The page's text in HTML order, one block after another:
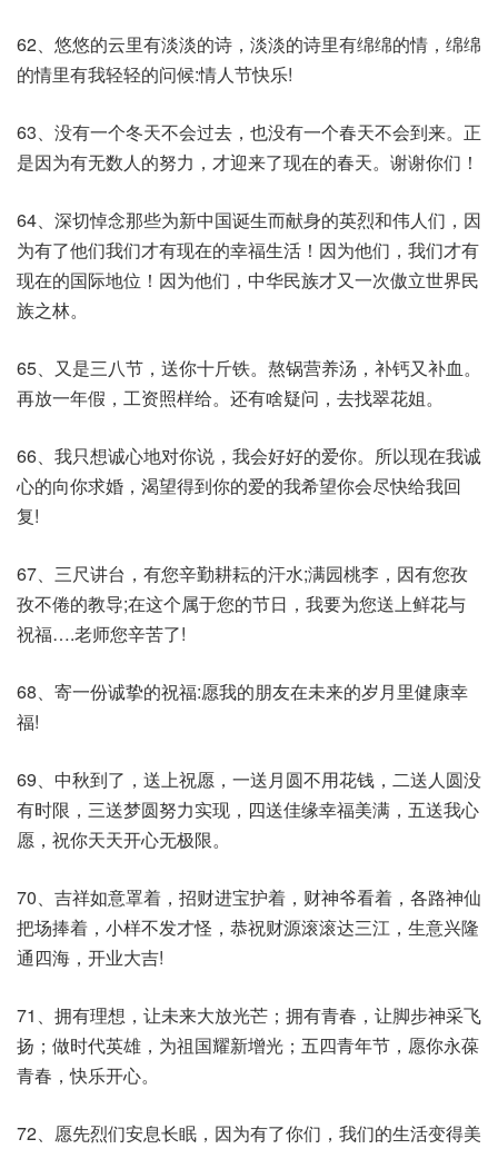
62、悠悠的云里有淡淡的诗，淡淡的诗里有绵绵的情，绵绵
的情里有我轻轻的问候:情人节快乐!
63、没有一个冬天不会过去，也没有一个春天不会到来。正
是因为有无数人的努力，才迎来了现在的春天。谢谢你们！
64、深切悼念那些为新中国诞生而献身的英烈和伟人们，因
为有了他们我们才有现在的幸福生活！因为他们，我们才有
现在的国际地位！因为他们，中华民族才又一次傲立世界民
族之林。
65、又是三八节，送你十斤铁。熬锅营养汤，补钙又补血。
再放一年假，工资照样给。还有啥疑问，去找翠花姐。
66、我只想诚心地对你说，我会好好的爱你。所以现在我诚
心的向你求婚，渴望得到你的爱的我希望你会尽快给我回
复!
67、三尺讲台，有您辛勤耕耘的汗水;满园桃李，因有您孜
孜不倦的教导;在这个属于您的节日，我要为您送上鲜花与
祝福….老师您辛苦了!
68、寄一份诚挚的祝福:愿我的朋友在未来的岁月里健康幸
福!
69、中秋到了，送上祝愿，一送月圆不用花钱，二送人圆没
有时限，三送梦圆努力实现，四送佳缘幸福美满，五送我心
愿，祝你天天开心无极限。
70、吉祥如意罩着，招财进宝护着，财神爷看着，各路神仙
把场捧着，小样不发才怪，恭祝财源滚滚达三江，生意兴隆
通四海，开业大吉!
71、拥有理想，让未来大放光芒；拥有青春，让脚步神采飞
扬；做时代英雄，为祖国耀新增光；五四青年节，愿你永葆
青春，快乐开心。
72、愿先烈们安息长眠，因为有了你们，我们的生活变得美